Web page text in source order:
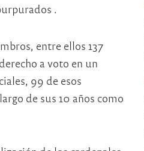
.
entre ellos 137
a voto en un
99 de esos
de sus 10 años como